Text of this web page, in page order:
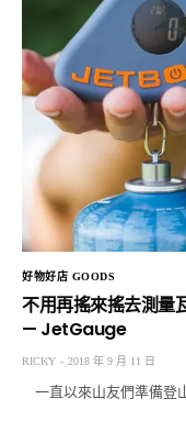
好物好店 GOODS
不用再搖來搖去測量
— JetGauge
RICKY 2018 年 9 月 11 日
一直以來山友們準備登